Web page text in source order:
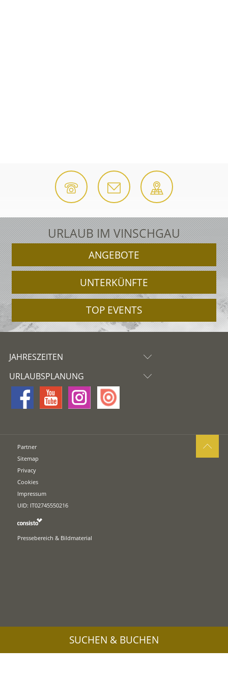
URLAUB IM VINSCHGAU
ANGEBOTE
UNTERKÜNFTE
TOP EVENTS
JAHRESZEITEN
URLAUBSPLANUNG
Partner
Sitemap
Privacy
Cookies
Impressum
UID: IT02745550216
Pressebereich & Bildmaterial
SUCHEN & BUCHEN